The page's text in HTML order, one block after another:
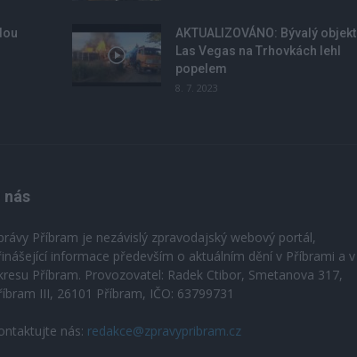
AKTUALIZOVÁNO: Bývalý objekt
Las Vegas na Trhovkách lehl
popelem
8. 7. 2023
nás
Příbram je nezávislý zpravodajský webový portál,
informace především o aktuálním dění v Příbrami a v
Příbram. Provozovatel: Radek Ctibor, Smetanova 317,
III, 26101 Příbram, IČO: 63799731
nás: redakce@zpravypribram.cz